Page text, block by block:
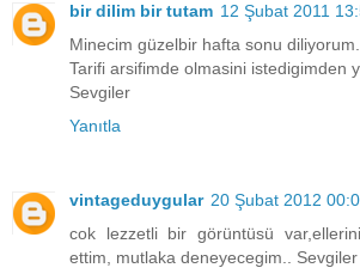
bir dilim bir tutam 12 Şubat 2011
Minecim güzelbir hafta sonu diliyorum..
Tarifi arsifimde olmasini istedigimden
Sevgiler
Yanıtla
vintageduygular 20 Şubat 2012
cok lezzetli bir görüntüsü
ettim, mutlaka deneyecegim.. Sevgiler